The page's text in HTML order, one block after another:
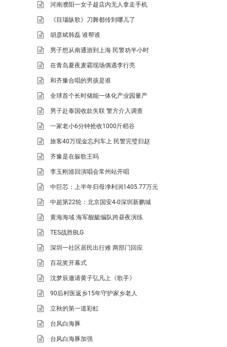
河南濮阳一女子趁店内无人拿走手机
《目瑙纵歌》刀舞都传到哪儿了
胡彦斌韩磊 谁帮谁
男子想从南通游到上海 民警劝半小时
在青岛夏夜麦霸现场偶遇李行亮
和齐豫合唱的男孩是谁
全球首个长时储能一体化产业园量产
男子赴泰国收款失联 警方介入调查
一家老小6分钟抢收1000斤稻谷
旅客40万现金忘列车上 民警完璧归赵
齐豫是在躲歌王吗
李玉刚巡回演唱会常州站开唱
中巨芯：上半年归母净利润1405.77万元
中超第22轮：北京国安4-0深圳新鹏城
黄海海域 海军舰艇编队跨昼夜演练
TES战胜BLG
深圳一社区居民出行难 两部门回应
百花奖开幕式
沈梦辰邀请黄子弘凡上《歌手》
90后村医返乡15年守护家乡老人
立秋的第一道彩虹
台风白海豚
台风白海豚加强